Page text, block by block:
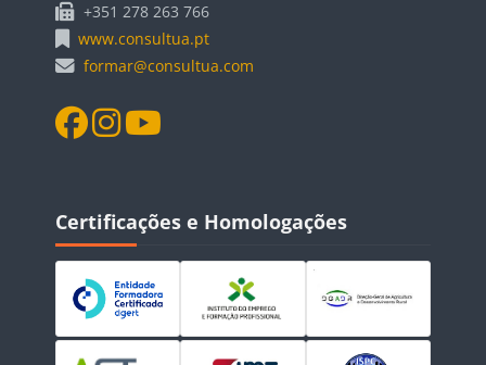
+351 278 263 766
www.consultua.pt
formar@consultua.com
Blocos
Certificações e Homologações